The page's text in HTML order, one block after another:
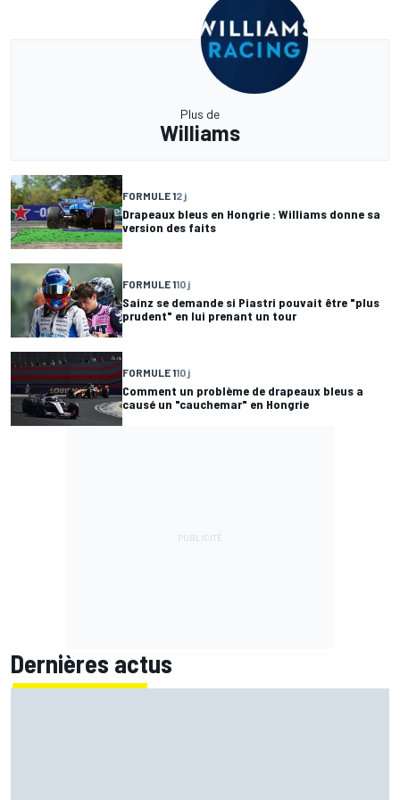
Plus de
Williams
FORMULE 12 j
Drapeaux bleus en Hongrie : Williams donne sa
version des faits
FORMULE 110 j
Sainz se demande si Piastri pouvait être "plus
prudent" en lui prenant un tour
FORMULE 110 j
Comment un problème de drapeaux bleus a
causé un "cauchemar" en Hongrie
Dernières actus